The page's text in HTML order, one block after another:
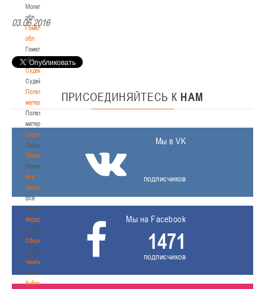
Могилевская
обл
Гомельская
обл
Гомельская
обл
Судейство
Судейство
Полезные
материалы
Полезные
материалы
Судьи
Судьи
Новости
Новости
Все
новости
Все
новости
Федерация
Федерация
Сборные
Сборные
Чемпионат
Чемпионат
Кубок
03.06.2016
ПРИСОЕДИНЯЙТЕСЬ К НАМ
Мы в VK
подписчиков
Мы на Facebook
1471
подписчиков